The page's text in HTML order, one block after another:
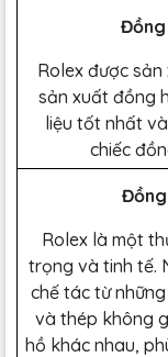
Đồng
Rolex được sản
sản xuất đồng
liệu tốt nhất
chiếc
Rolex là một
trọng và tinh tế.
chế tác từ
và thép không
hồ khác nhau,